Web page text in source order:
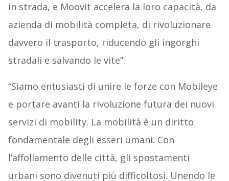
in strada, e Moovit accelera la loro capacità, da
azienda di mobilità completa, di rivoluzionare
davvero il trasporto, riducendo gli ingorghi
stradali e salvando le vite”.
“Siamo entusiasti di unire le forze con Mobileye
e portare avanti la rivoluzione futura dei nuovi
servizi di mobility. La mobilità è un diritto
fondamentale degli esseri umani. Con
l’affollamento delle città, gli spostamenti
urbani sono divenuti più difficoltosi. Unendo le